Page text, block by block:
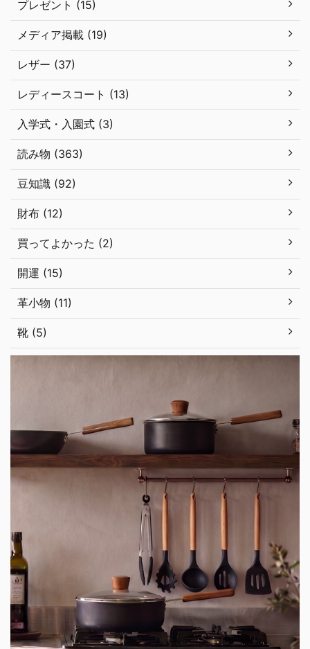
プレゼント (15)
メディア掲載 (19)
レザー (37)
レディースコート (13)
入学式・入園式 (3)
読み物 (363)
豆知識 (92)
財布 (12)
買ってよかった (2)
開運 (15)
革小物 (11)
靴 (5)